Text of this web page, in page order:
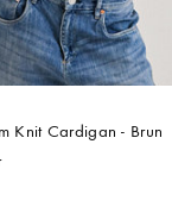
Knit Cardigan - Brun